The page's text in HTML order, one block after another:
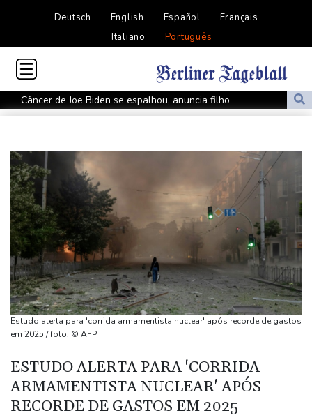
Deutsch English Español
Français
Italiano
Português
Câncer de Joe Biden se espalhou, anuncia filho
MP do Equador acusa sete supostos idealizadores do
Fifa contra-ataca e denuncia 'um esforço orquestrado para minar
seu presidente'
Turistas da Colômbia morrem em acidente de helicóptero no Rio
de Janeiro
Atentados marcam primeiro dia do novo governo na Colômbia
Swiatek vence Kostyuk de virada e avança às quartas de final
WTA 1000 de Toronto
Turistas da Colômbia morrem em acidente de helicóptero no Rio
(imprensa)
Espanha inicia controle na fronteira com Itália após crise
Após renovar com Real Madrid, Vini joga com braçadeira de
capitão na vitória sobre o Ferencvaros
Simeone reafirma que decisão sobre Julián Álvarez já foi tomada
Estudo alerta para 'corrida armamentista nuclear' após recorde de gastos
em 2025 / foto: © AFP
ESTUDO ALERTA PARA 'CORRIDA
ARMAMENTISTA NUCLEAR' APÓS
RECORDE DE GASTOS EM 2025